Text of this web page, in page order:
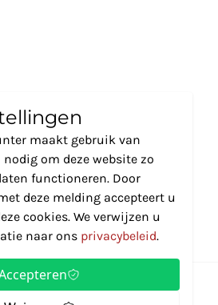
maakt gebruik van
om deze website zo
functioneren. Door
deze melding accepteert u
cookies. We verwijzen u
naar ons privacybeleid.